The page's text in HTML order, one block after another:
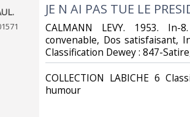
‎JE N AI PAS TUE LE
‎CALMANN LEVY. 1953.
convenable, Dos satisfaisant,
Classification Dewey : 847-
‎COLLECTION LABICHE 6
humour‎